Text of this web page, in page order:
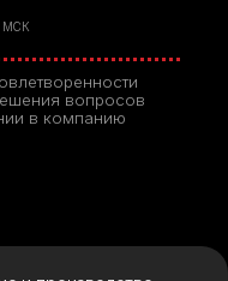
МСК
вопросов
в компанию